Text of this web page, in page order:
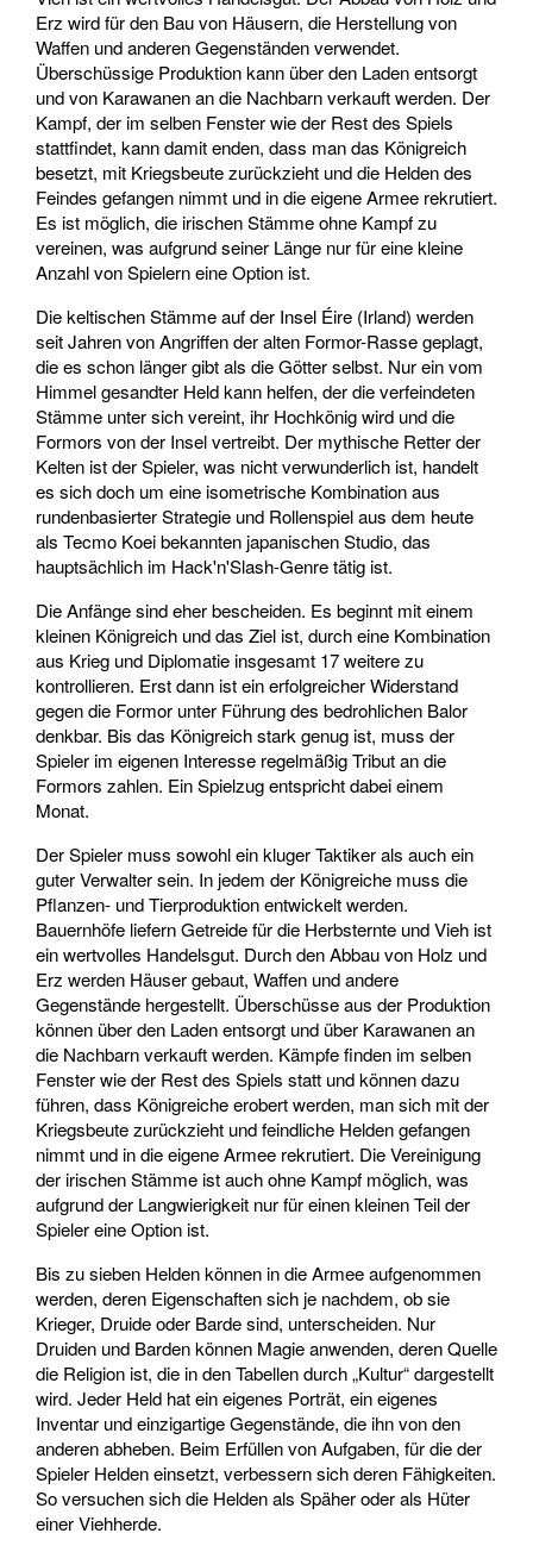
Erz wird für den Bau von Häusern, die Herstellung von
Waffen und anderen Gegenständen verwendet.
Überschüssige Produktion kann über den Laden entsorgt
und von Karawanen an die Nachbarn verkauft werden. Der
Kampf, der im selben Fenster wie der Rest des Spiels
stattfindet, kann damit enden, dass man das Königreich
besetzt, mit Kriegsbeute zurückzieht und die Helden des
Feindes gefangen nimmt und in die eigene Armee rekrutiert.
Es ist möglich, die irischen Stämme ohne Kampf zu
vereinen, was aufgrund seiner Länge nur für eine kleine
Anzahl von Spielern eine Option ist.
Die keltischen Stämme auf der Insel Éire (Irland) werden
seit Jahren von Angriffen der alten Formor-Rasse geplagt,
die es schon länger gibt als die Götter selbst. Nur ein vom
Himmel gesandter Held kann helfen, der die verfeindeten
Stämme unter sich vereint, ihr Hochkönig wird und die
Formors von der Insel vertreibt. Der mythische Retter der
Kelten ist der Spieler, was nicht verwunderlich ist, handelt
es sich doch um eine isometrische Kombination aus
rundenbasierter Strategie und Rollenspiel aus dem heute
als Tecmo Koei bekannten japanischen Studio, das
hauptsächlich im Hack'n'Slash-Genre tätig ist.
Die Anfänge sind eher bescheiden. Es beginnt mit einem
kleinen Königreich und das Ziel ist, durch eine Kombination
aus Krieg und Diplomatie insgesamt 17 weitere zu
kontrollieren. Erst dann ist ein erfolgreicher Widerstand
gegen die Formor unter Führung des bedrohlichen Balor
denkbar. Bis das Königreich stark genug ist, muss der
Spieler im eigenen Interesse regelmäßig Tribut an die
Formors zahlen. Ein Spielzug entspricht dabei einem
Monat.
Der Spieler muss sowohl ein kluger Taktiker als auch ein
guter Verwalter sein. In jedem der Königreiche muss die
Pflanzen- und Tierproduktion entwickelt werden.
Bauernhöfe liefern Getreide für die Herbsternte und Vieh ist
ein wertvolles Handelsgut. Durch den Abbau von Holz und
Erz werden Häuser gebaut, Waffen und andere
Gegenstände hergestellt. Überschüsse aus der Produktion
können über den Laden entsorgt und über Karawanen an
die Nachbarn verkauft werden. Kämpfe finden im selben
Fenster wie der Rest des Spiels statt und können dazu
führen, dass Königreiche erobert werden, man sich mit der
Kriegsbeute zurückzieht und feindliche Helden gefangen
nimmt und in die eigene Armee rekrutiert. Die Vereinigung
der irischen Stämme ist auch ohne Kampf möglich, was
aufgrund der Langwierigkeit nur für einen kleinen Teil der
Spieler eine Option ist.
Bis zu sieben Helden können in die Armee aufgenommen
werden, deren Eigenschaften sich je nachdem, ob sie
Krieger, Druide oder Barde sind, unterscheiden. Nur
Druiden und Barden können Magie anwenden, deren Quelle
die Religion ist, die in den Tabellen durch „Kultur“ dargestellt
wird. Jeder Held hat ein eigenes Porträt, ein eigenes
Inventar und einzigartige Gegenstände, die ihn von den
anderen abheben. Beim Erfüllen von Aufgaben, für die der
Spieler Helden einsetzt, verbessern sich deren Fähigkeiten.
So versuchen sich die Helden als Späher oder als Hüter
einer Viehherde.